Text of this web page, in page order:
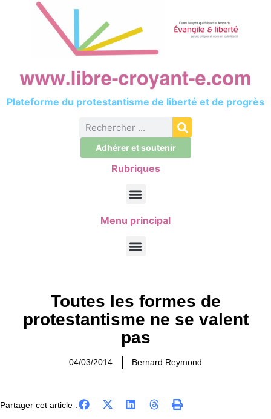
Plateforme du protestantisme de liberté et de progrès
Adhérer et soutenir
Rubriques
Menu principal
Toutes les formes de
protestantisme ne se valent
pas
04/03/2014 Bernard Reymond
Partager cet article :